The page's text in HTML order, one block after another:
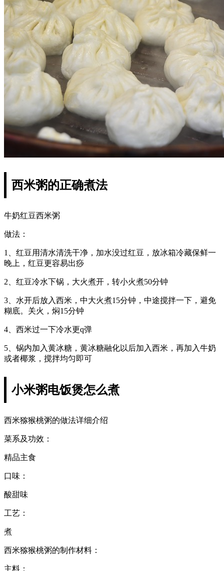
西米粥的正确煮法
牛奶红豆西米粥
做法：
1、红豆用清水清洗干净，加水没过红豆，放冰箱冷藏保鲜一
晚上，红豆更容易出痧
2、红豆冷水下锅，大火煮开，转小火煮50分钟
3、水开后放入西米，中大火煮15分钟，中途搅拌一下，避免
糊底。关火，焖15分钟
4、西米过一下冷水更q弹
5、锅内加入黄冰糖，黄冰糖融化以后加入西米，再加入牛奶
或者椰浆，搅拌均匀即可
小米粥电饭煲怎么煮
西米猕猴桃粥的做法详细介绍
菜系及功效：
精品主食
口味：
酸甜味
工艺：
煮
西米猕猴桃粥的制作材料：
主料：